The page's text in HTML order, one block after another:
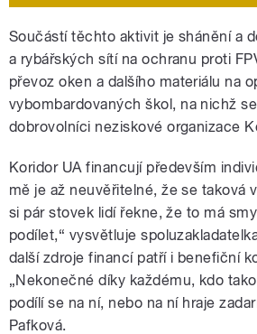
Součástí těchto aktivit je shánění a
a rybářských sítí na ochranu proti
převoz oken a dalšího materiálu na
vybombardovaných škol, na nichž
dobrovolníci neziskové organizace
Koridor UA financují především
mě je až neuvěřitelné, že se taková
si pár stovek lidí řekne, že to má
podílet,“ vysvětluje
další zdroje financí patří i benefiční
„Nekonečné díky každému, kdo
podílí se na ní, nebo na ní hraje
Pafková.